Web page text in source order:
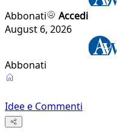
Abbonati
Accedi
August 6, 2026
Abbonati
Idee e Commenti